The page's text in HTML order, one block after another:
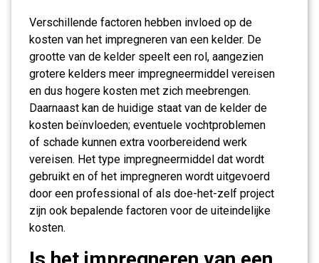
Verschillende factoren hebben invloed op de
kosten van het impregneren van een kelder. De
grootte van de kelder speelt een rol, aangezien
grotere kelders meer impregneermiddel vereisen
en dus hogere kosten met zich meebrengen.
Daarnaast kan de huidige staat van de kelder de
kosten beïnvloeden; eventuele vochtproblemen
of schade kunnen extra voorbereidend werk
vereisen. Het type impregneermiddel dat wordt
gebruikt en of het impregneren wordt uitgevoerd
door een professional of als doe-het-zelf project
zijn ook bepalende factoren voor de uiteindelijke
kosten.